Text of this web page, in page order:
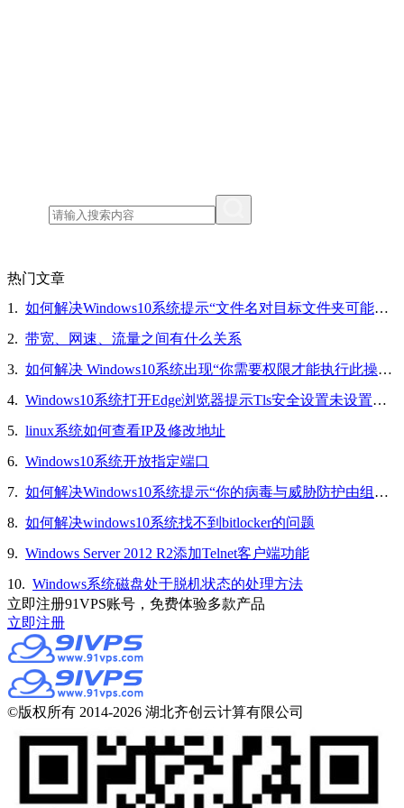
热门文章
1. 如何解决Windows10系统提示“文件名对目标文件夹可能太长，你可以缩短文件名”的问题
2. 带宽、网速、流量之间有什么关系
3. 如何解决 Windows10系统出现“你需要权限才能执行此操作”的问题
4. Windows10系统打开Edge浏览器提示Tls安全设置未设置为默认设置的解决方法
5. linux系统如何查看IP及修改地址
6. Windows10系统开放指定端口
7. 如何解决Windows10系统提示“你的病毒与威胁防护由组织提供”的问题
8. 如何解决windows10系统找不到bitlocker的问题
9. Windows Server 2012 R2添加Telnet客户端功能
10. Windows系统磁盘处于脱机状态的处理方法
立即注册91VPS账号，免费体验多款产品
立即注册
©版权所有 2014-2026 湖北齐创云计算有限公司